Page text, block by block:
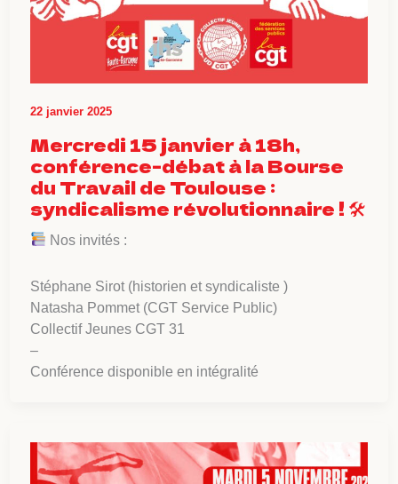
22 janvier 2025
Mercredi 15 janvier à 18h,
conférence-débat à la Bourse
du Travail de Toulouse :
syndicalisme révolutionnaire ! 🛠
Nos invités :
Stéphane Sirot (historien et syndicaliste )
Natasha Pommet (CGT Service Public)
Collectif Jeunes CGT 31
–
Conférence disponible en intégralité